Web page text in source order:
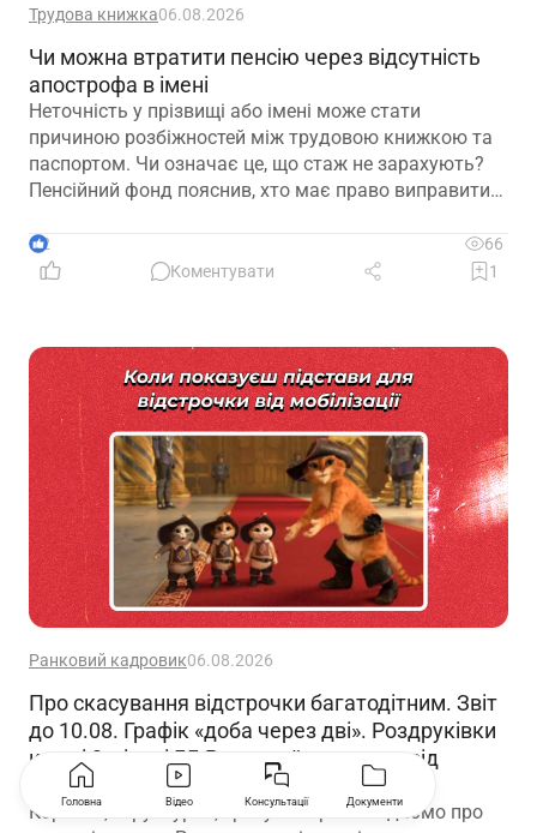
Трудова книжка06.08.2026
Чи можна втратити пенсію через відсутність
апострофа в імені
Неточність у прізвищі або імені може стати
причиною розбіжностей між трудовою книжкою та
паспортом. Чи означає це, що стаж не зарахують?
Пенсійний фонд пояснив, хто має право виправити
підставі яких документів це робиться та чому не
варто відкладати внесення змін до моменту
2
66
Коментувати
1
Ранковий кадровик06.08.2026
Про скасування відстрочки багатодітним. Звіт
до 10.08. Графік «доба через дві». Роздруківки
кожні 3 місяці 🙋‍♀️ Ранковий кадровик від
06.08.2026
Коротко, структурно, зрозуміло розповідаємо про
Головна Відео Консультації Документи